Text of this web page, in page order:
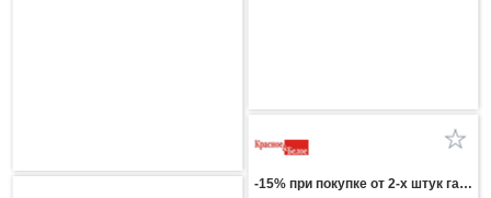
-15% при покупке от 2-х штук газ напиток FRESH BAR КОЛА в ассортименте 0,48л